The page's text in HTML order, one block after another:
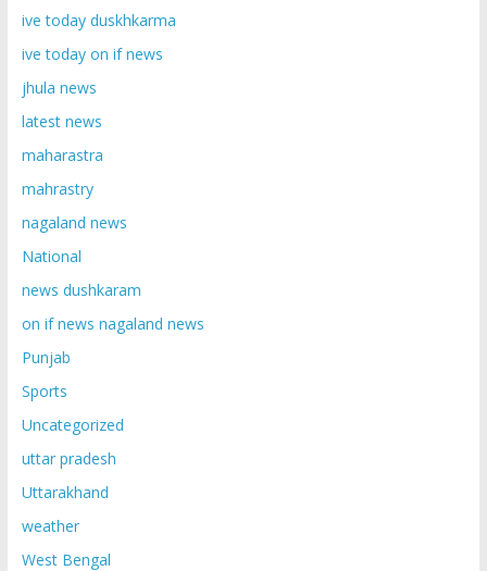
ive today duskhkarma
ive today on if news
jhula news
latest news
maharastra
mahrastry
nagaland news
National
news dushkaram
on if news nagaland news
Punjab
Sports
Uncategorized
uttar pradesh
Uttarakhand
weather
West Bengal